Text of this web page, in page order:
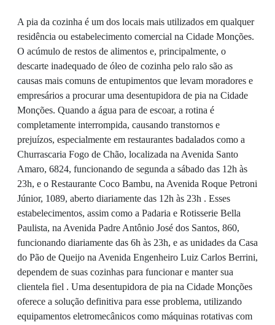
A pia da cozinha é um dos locais mais utilizados em qualquer
residência ou estabelecimento comercial na Cidade Monções.
O acúmulo de restos de alimentos e, principalmente, o
descarte inadequado de óleo de cozinha pelo ralo são as
causas mais comuns de entupimentos que levam moradores e
empresários a procurar uma desentupidora de pia na Cidade
Monções. Quando a água para de escoar, a rotina é
completamente interrompida, causando transtornos e
prejuízos, especialmente em restaurantes badalados como a
Churrascaria Fogo de Chão, localizada na Avenida Santo
Amaro, 6824, funcionando de segunda a sábado das 12h às
23h, e o Restaurante Coco Bambu, na Avenida Roque Petroni
Júnior, 1089, aberto diariamente das 12h às 23h . Esses
estabelecimentos, assim como a Padaria e Rotisserie Bella
Paulista, na Avenida Padre Antônio José dos Santos, 860,
funcionando diariamente das 6h às 23h, e as unidades da Casa
do Pão de Queijo na Avenida Engenheiro Luiz Carlos Berrini,
dependem de suas cozinhas para funcionar e manter sua
clientela fiel . Uma desentupidora de pia na Cidade Monções
oferece a solução definitiva para esse problema, utilizando
equipamentos eletromecânicos como máquinas rotativas com